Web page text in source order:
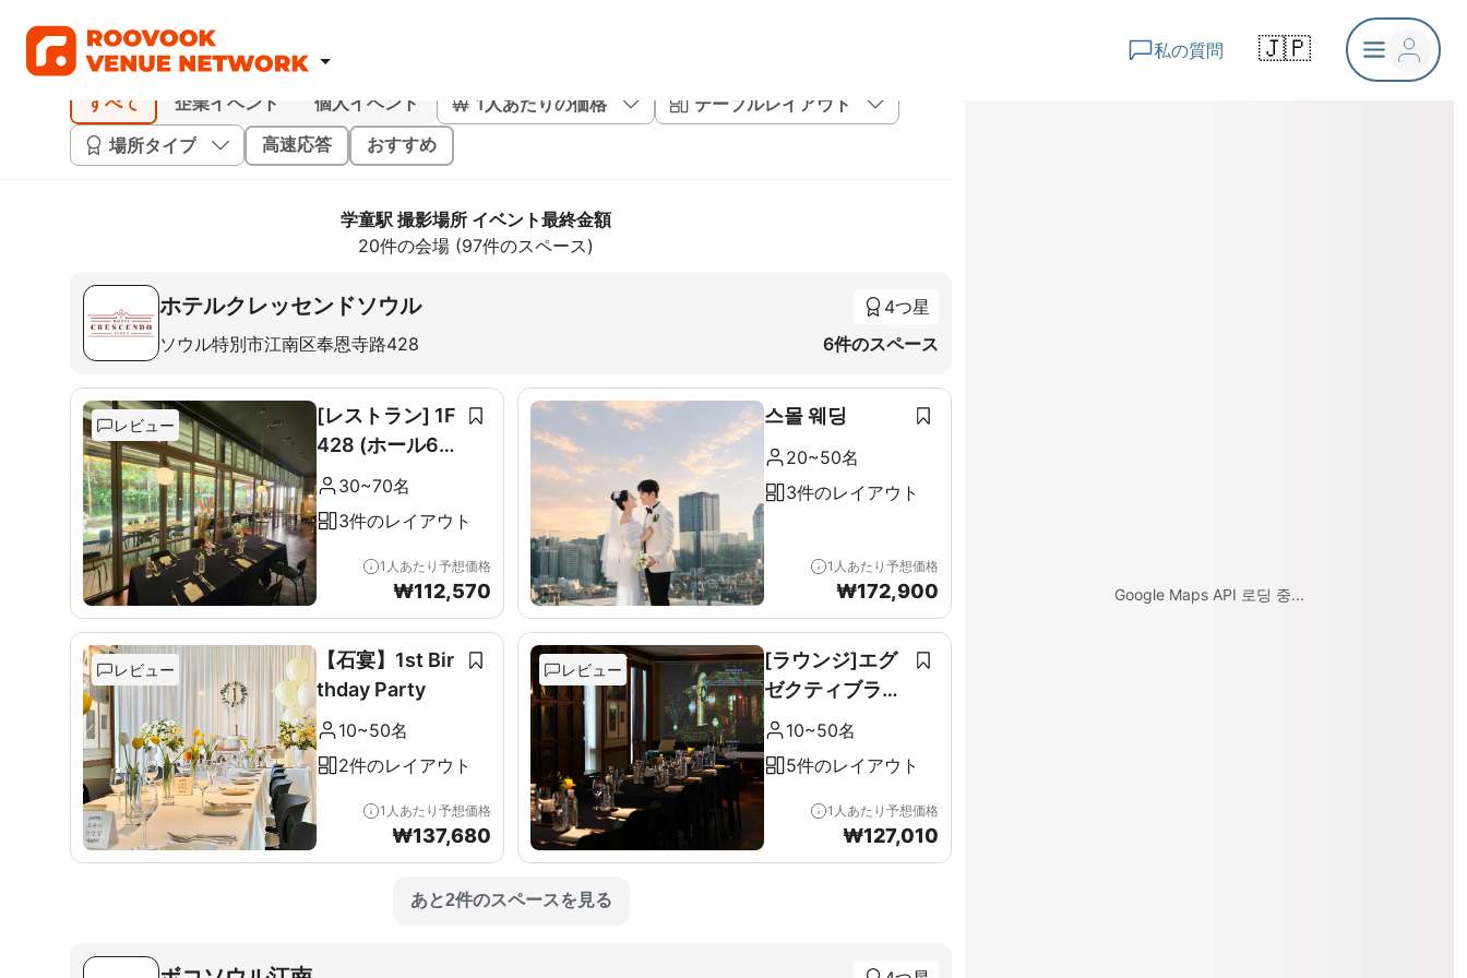
私の質問 🇯🇵
すべて 企業イベント 個人イベント 1人あたりの価格
テーブルレイアウト
場所タイプ
高速応答 おすすめ
学童駅 撮影場所 イベント最終金額
20件の会場 (97件のスペース)
ホテルクレッセンドソウル
ソウル特別市江南区奉恩寺路428
4つ星
6件のスペース
レビュー
[レストラン] 1F
428 (ホール60
席+ルーム10席)
30~70名
3件のレイアウト
1人あたり予想価格
₩112,570
스몰 웨딩
20~50名
3件のレイアウト
1人あたり予想価格
₩172,900
レビュー
【石宴】1st Bir
thday Party
10~50名
2件のレイアウト
1人あたり予想価格
₩137,680
レビュー
[ラウンジ]エグ
ゼクティブラウ
ンジ＆テラス全
10~50名
5件のレイアウト
1人あたり予想価格
₩127,010
あと2件のスペースを見る
Google Maps API 로딩 중...